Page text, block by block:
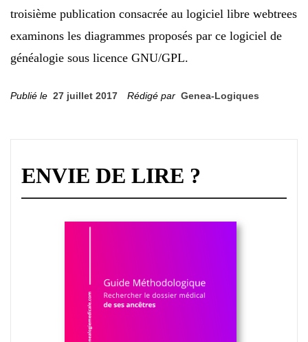
troisième publication consacrée au logiciel libre webtrees
examinons les diagrammes proposés par ce logiciel de
généalogie sous licence GNU/GPL.
Publié le 27 juillet 2017 Rédigé par Genea-Logiques
ENVIE DE LIRE ?